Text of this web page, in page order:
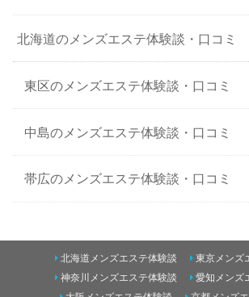
北海道のメンズエステ体験談・口コミ
東区のメンズエステ体験談・口コミ
中島のメンズエステ体験談・口コミ
帯広のメンズエステ体験談・口コミ
東のメンズエステ体験談・口コミ
北海道メンズエステ体験談
東京メンズ
神奈川メンズエステ体験談
愛知メンズ